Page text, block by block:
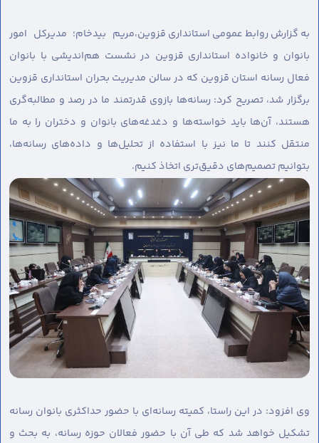
به گزارش روابط عمومی استانداری قزوین،مریم بیدخام؛ مدیرکل امور
بانوان و خانواده استانداری قزوین در نشست هم‌اندیشی با بانوان
فعال رسانه استان قزوین که در سالن مدیریت بحران استانداری قزوین
برگزار شد، تصریح کرد: رسانه‌ها بازوی قدرتمند ما در رصد و مطالبه‌گری
هستند، آن‌ها باید خواسته‌ها و دغدغه‌های بانوان و دختران را به ما
منتقل کنند تا ما نیز با استفاده از تحلیل‌ها و داده‌های رسانه‌ها،
بتوانیم تصمیم‌های دقیق‌تری اتخاذ کنیم.
وی افزود: در این راستا، کمیته رسانه‌ای با حضور حداکثری بانوان رسانه
تشکیل خواهد شد که طی آن با حضور فعالان حوزه رسانه، به بحث و